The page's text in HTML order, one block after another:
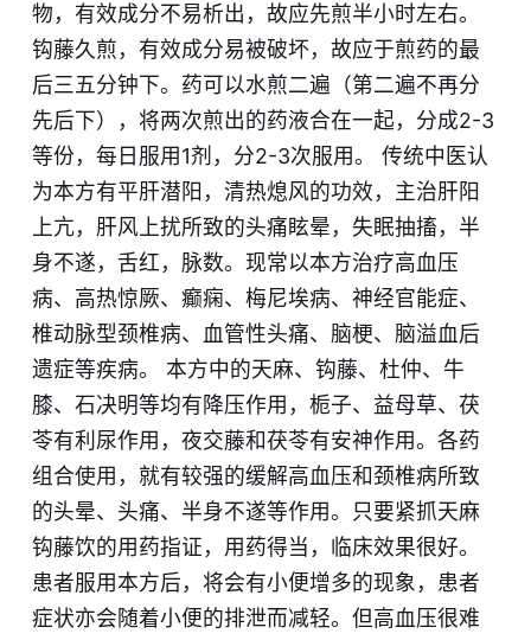
物，有效成分不易析出，故应先煎半小时左右。
钩藤久煎，有效成分易被破坏，故应于煎药的最
后三五分钟下。药可以水煎二遍（第二遍不再分
先后下），将两次煎出的药液合在一起，分成2-3
等份，每日服用1剂，分2-3次服用。 传统中医认
为本方有平肝潜阳，清热熄风的功效，主治肝阳
上亢，肝风上扰所致的头痛眩晕，失眠抽搐，半
身不遂，舌红，脉数。现常以本方治疗高血压
病、高热惊厥、癫痫、梅尼埃病、神经官能症、
椎动脉型颈椎病、血管性头痛、脑梗、脑溢血后
遗症等疾病。 本方中的天麻、钩藤、杜仲、牛
膝、石决明等均有降压作用，栀子、益母草、茯
苓有利尿作用，夜交藤和茯苓有安神作用。各药
组合使用，就有较强的缓解高血压和颈椎病所致
的头晕、头痛、半身不遂等作用。只要紧抓天麻
钩藤饮的用药指证，用药得当，临床效果很好。
患者服用本方后，将会有小便增多的现象，患者
症状亦会随着小便的排泄而减轻。但高血压很难